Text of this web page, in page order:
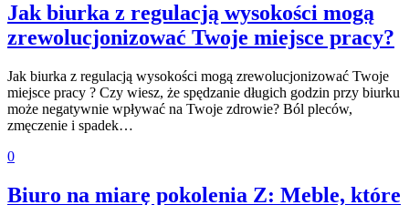
Jak biurka z regulacją wysokości mogą
zrewolucjonizować Twoje miejsce pracy?
Jak biurka z regulacją wysokości mogą zrewolucjonizować Twoje
miejsce pracy ? Czy wiesz, że spędzanie długich godzin przy biurku
może negatywnie wpływać na Twoje zdrowie? Ból pleców,
zmęczenie i spadek…
0
Biuro na miarę pokolenia Z: Meble, które